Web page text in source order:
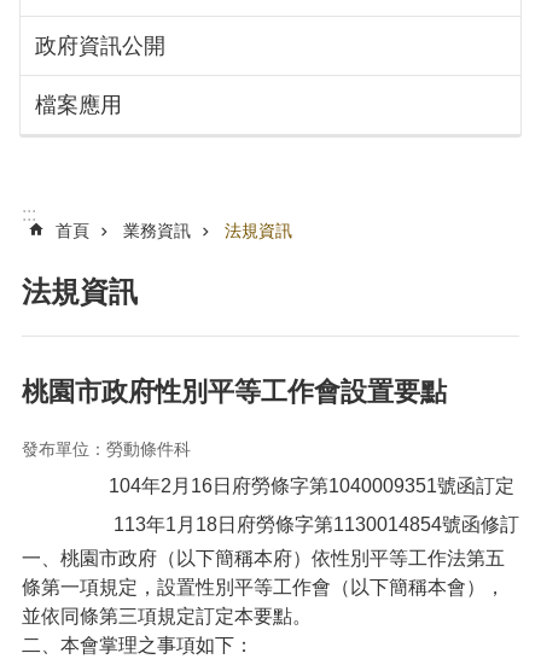
訊
息
公
識
動
局
關
通
錄
訊
便
民
政府資訊公開
檔案應用
:::
首頁 業務資訊 法規資訊
法規資訊
桃園市政府性別平等工作會設置要點
發布單位：勞動條件科
104年2月16日府勞條字第1040009351號函訂定
113年1月18日府勞條字第1130014854號函修訂
一、桃園市政府（以下簡稱本府）依性別平等工作法第五
條第一項規定，設置性別平等工作會（以下簡稱本會），
並依同條第三項規定訂定本要點。
二、本會掌理之事項如下：